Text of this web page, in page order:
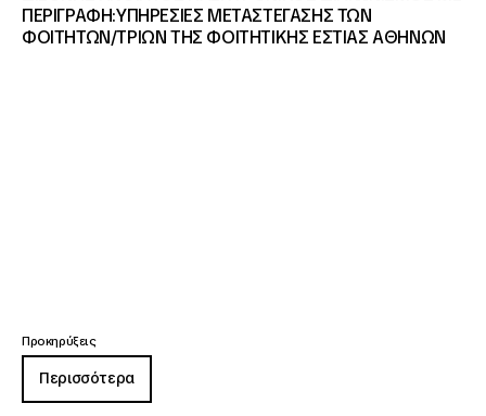
ΠΕΡΙΓΡΑΦΗ:ΥΠΗΡΕΣΙΕΣ METAΣΤΕΓΑΣΗΣ ΤΩΝ
ΦΟΙΤΗΤΩΝ/ΤΡΙΩΝ ΤΗΣ ΦΟΙΤΗΤΙΚΗΣ ΕΣΤΙΑΣ ΑΘΗΝΩΝ
Προκηρύξεις
Περισσότερα